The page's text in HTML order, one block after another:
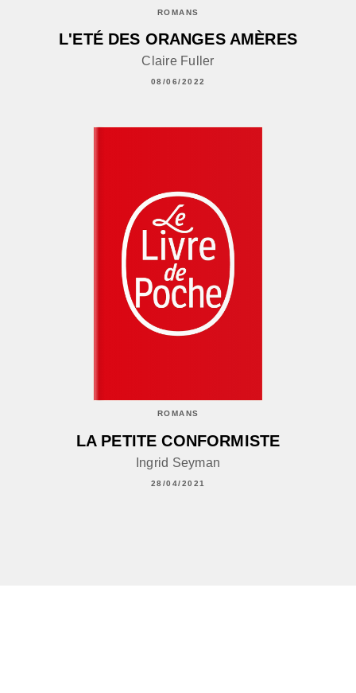
ROMANS
L'ETÉ DES ORANGES AMÈRES
Claire Fuller
08/06/2022
ROMANS
LA PETITE CONFORMISTE
Ingrid Seyman
28/04/2021